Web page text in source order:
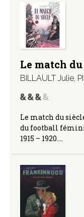
Le match
BILLAULT Julie,
Le match du
du football
1915 – 1920.…